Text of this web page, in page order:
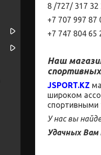
8 /727/ 317 32
+7 707 997 87
+7 747 804 65
Наш
JSPORT.KZ
широком
спортивными
У нас вы
Удачных Вам